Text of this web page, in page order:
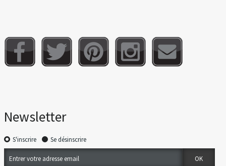
Newsletter
S'inscrire Se désinscrire